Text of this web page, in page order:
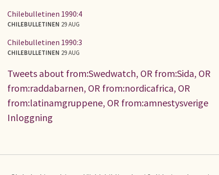
Chilebulletinen 1990:4
CHILEBULLETINEN 29 AUG
Chilebulletinen 1990:3
CHILEBULLETINEN 29 AUG
Tweets about from:Swedwatch, OR from:Sida, OR
from:raddabarnen, OR from:nordicafrica, OR
from:latinamgruppene, OR from:amnestysverige
Inloggning